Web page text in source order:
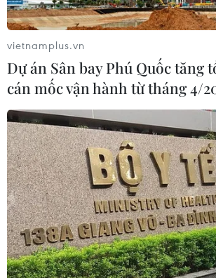
vietnamplus.vn
Dự án Sân bay Phú Quốc tăng
cán mốc vận hành từ tháng 4/